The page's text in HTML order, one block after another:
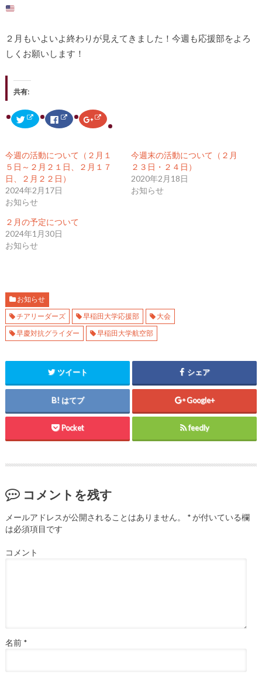
２月もいよいよ終わりが見えてきました！今週も応援部をよろ
しくお願いします！
共有:
ク
ッ
て
T
w
t
t
e
r
で
有
(
新
し
い
で
開
き
ま
す
)
F
c
o
o
で
共
有
す
ク
リ
ッ
し
い
ウ
ィ
ン
ド
開
き
ま
す
)
ク
ッ
て
G
o
o
き
ま
す
)
今週の活動について（２月１
５日～２月２１日、２月１７
日、２月２２日）
2024年2月17日
お知らせ
今週末の活動について（２月
２３日・２４日）
2020年2月18日
お知らせ
２月の予定について
2024年1月30日
お知らせ
お知らせ
チアリーダーズ
早稲田大学応援部
大会
早慶対抗グライダー
早稲田大学航空部
ツイート シェア
はてブ Google+
Pocket feedly
コメントを残す
メールアドレスが公開されることはありません。 *が付いている欄
は必須項目です
コメント
名前 *